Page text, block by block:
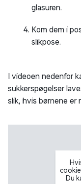
glasuren.
Kom dem i
slikpose.
I videoen nedenfor
sukkerspøgelser
slik, hvis børnene er
Du